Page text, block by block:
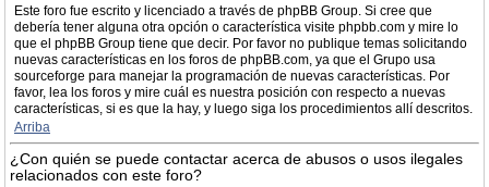
Este foro fue escrito y licenciado a través de phpBB Group. Si cree que
debería tener alguna otra opción o característica visite phpbb.com y mire lo
que el phpBB Group tiene que decir. Por favor no publique temas solicitando
nuevas características en los foros de phpBB.com, ya que el Grupo usa
sourceforge para manejar la programación de nuevas características. Por
favor, lea los foros y mire cuál es nuestra posición con respecto a nuevas
características, si es que la hay, y luego siga los procedimientos allí descritos.
Arriba
¿Con quién se puede contactar acerca de abusos o usos ilegales
relacionados con este foro?